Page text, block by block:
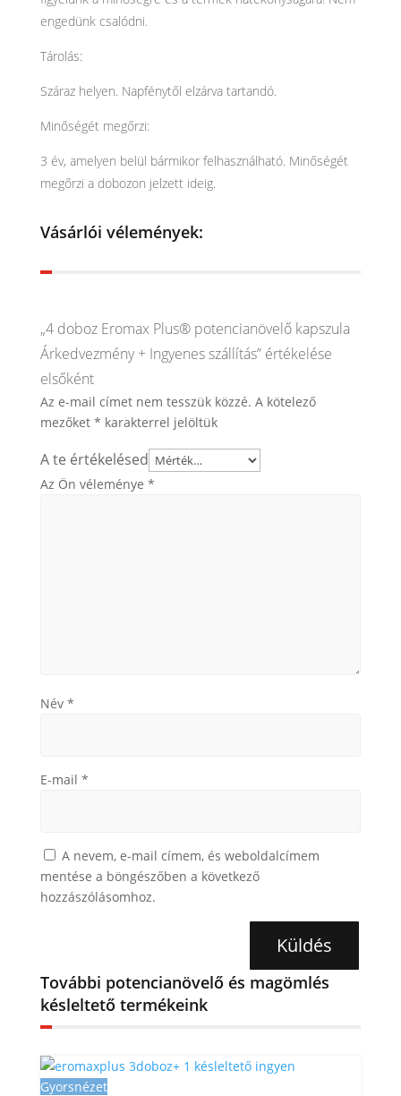
engedünk csalódni.
Tárolás:
Száraz helyen. Napfénytől elzárva tartandó.
Minőségét megőrzi:
3 év, amelyen belül bármikor felhasználható. Minőségét
megőrzi a dobozon jelzett ideig.
Vásárlói vélemények:
„4 doboz Eromax Plus® potencianövelő kapszula
Árkedvezmény + Ingyenes szállítás” értékelése
elsőként
Az e-mail címet nem tesszük közzé. A kötelező
mezőket * karakterrel jelöltük
A te értékelésed
Az Ön véleménye *
Név *
E-mail *
A nevem, e-mail címem, és weboldalcímem
mentése a böngészőben a következő
hozzászólásomhoz.
Küldés
További potencianövelő és magömlés
késleltető termékeink
Gyorsnézet